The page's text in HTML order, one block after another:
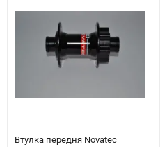
Втулка передня Novatec